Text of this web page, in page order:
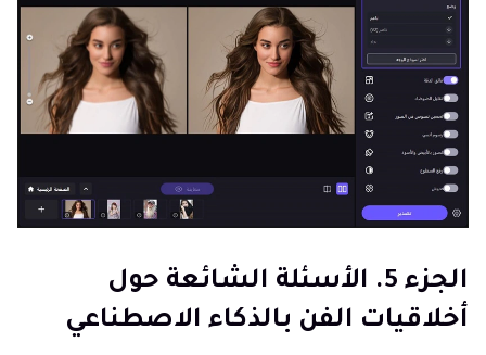
الجزء 5. الأسئلة الشائعة حول
أخلاقيات الفن بالذكاء الاصطناعي